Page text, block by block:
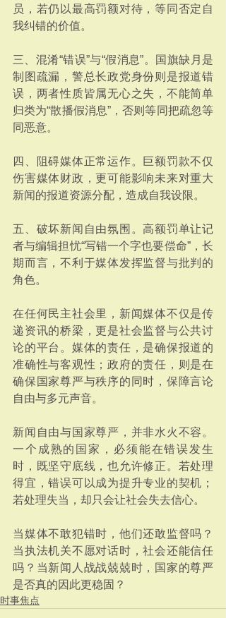
员，若仍以最高罚额对待，等同否定自
我纠错的价值。
三、混淆“错误”与“假消息”。国旗缺月是
制图疏漏，警总长政党身份则是报道错
误，两者性质皆属无心之失，不能简单
归类为“散播假消息”，否则等同把疏忽等
同恶意。
四、阻碍媒体正常运作。巨额罚款不仅
伤害媒体财政，更可能影响未来对重大
新闻的报道资源分配，造成自我设限。
五、破坏新闻自由氛围。高额罚单让记
者与编辑担忧“写错一个字也要偿命”，长
期而言，不利于媒体发挥监督与批判的
角色。
在任何民主社会里，新闻媒体不仅是传
递资讯的桥梁，更是社会监督与公共讨
论的平台。媒体的责任，是确保报道的
准确性与客观性；政府的责任，则是在
确保国家尊严与秩序的同时，保障言论
自由与多元声音。
新闻自由与国家尊严，并非水火不容。
一个成熟的国家，必须能在错误发生
时，既坚守底线，也允许修正。若处理
得宜，错误可以成为提升专业的契机；
若处理失当，却只会让社会失去信心。
当媒体不敢犯错时，他们还敢监督吗？
当执法机关不愿对话时，社会还能信任
吗？当新闻人战战兢兢时，国家的尊严
是否真的因此更稳固？
时事焦点